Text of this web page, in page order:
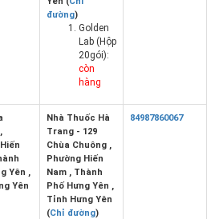
đường)
Golden
Lab (Hộp
20gói):
còn
hàng
Yên ,
Yên
Nhà Thuốc Hà
Trang - 129
Chùa Chuông ,
Phường Hiến
Nam , Thành
Phố Hưng Yên ,
Tỉnh Hưng Yên
(Chỉ đường)
84987860067